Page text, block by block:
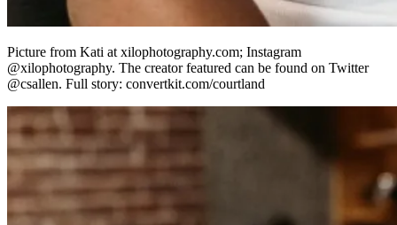
Picture from Kati at xilophotography.com; Instagram
@xilophotography. The creator featured can be found on Twitter
@csallen. Full story: convertkit.com/courtland